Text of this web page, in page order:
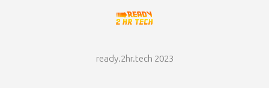
ready.2hr.tech 2023